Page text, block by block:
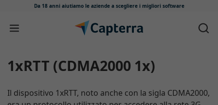
Da 18 anni aiutiamo le aziende a scegliere i migliori software
Salta e vai al contenuto
1xRTT (CDMA2000 1x)
Il dispositivo 1xRTT, noto anche con la sigla CDMA2000,